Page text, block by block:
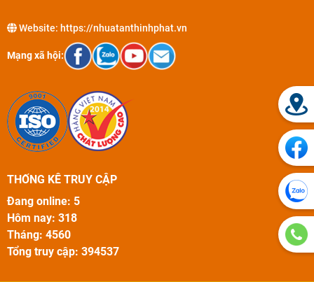
Website: https://nhuatanthinhphat.vn
Mạng xã hội:
THỐNG KÊ TRUY CẬP
Đang online: 5
Hôm nay: 318
Tháng: 4560
Tổng truy cập: 394537